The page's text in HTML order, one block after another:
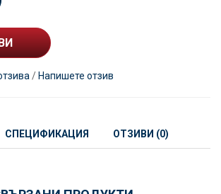
/ Напишете отзив
СПЕЦИФИКАЦИЯ ОТЗИВИ (0)